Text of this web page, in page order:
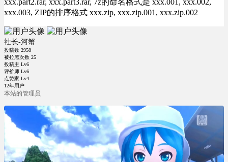
xxx.part2.rar, xxx.part3.rar, 7z的命名格式是 xxx.001, xxx.002,
xxx.003, ZIP的排序格式 xxx.zip, xxx.zip.001, xxx.zip.002
社长-河蟹
投稿数 2958
被拉黑次数 25
投稿主 Lv6
评价师 Lv6
点赞家 Lv4
12年用户
本站的管理员